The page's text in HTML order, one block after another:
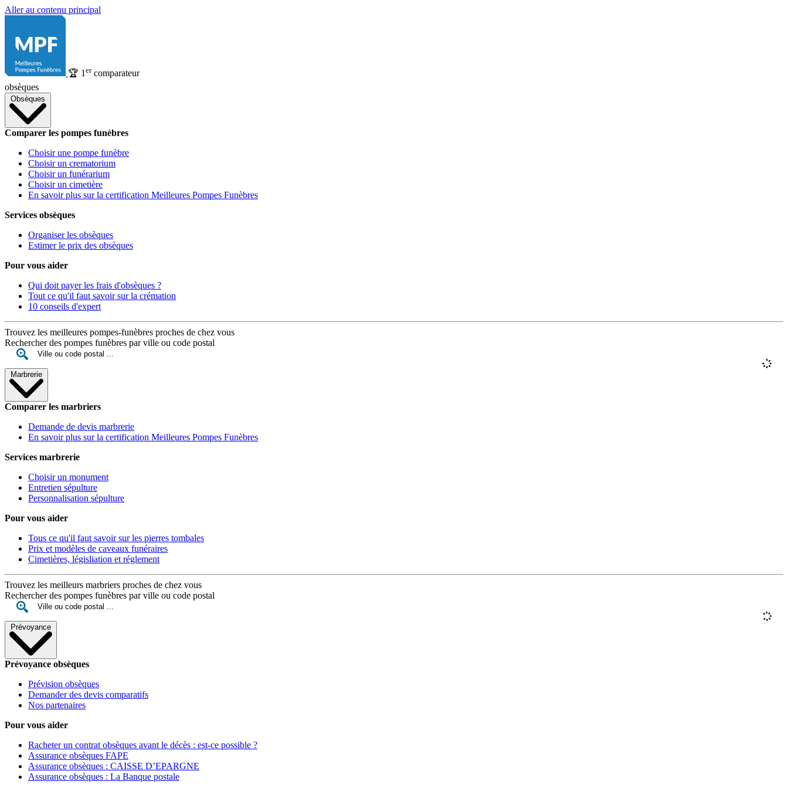
Aller au contenu principal
🏆 1 ercomparateur
obsèques
Obsèques
Comparer les pompes funèbres
Choisir une pompe funèbre
Choisir un crematorium
Choisir un funérarium
Choisir un cimetière
En savoir plus sur la certification Meilleures Pompes Funèbres
Services obsèques
Organiser les obsèques
Estimer le prix des obsèques
Pour vous aider
Qui doit payer les frais d'obsèques ?
Tout ce qu'il faut savoir sur la crémation
10 conseils d'expert
Trouvez les meilleures pompes-funèbres proches de chez vous
Rechercher des pompes funèbres par ville ou code postal
Marbrerie
Comparer les marbriers
Demande de devis marbrerie
En savoir plus sur la certification Meilleures Pompes Funèbres
Services marbrerie
Choisir un monument
Entretien sépulture
Personnalisation sépulture
Pour vous aider
Tous ce qu'il faut savoir sur les pierres tombales
Prix et modèles de caveaux funéraires
Cimetières, législiation et réglement
Trouvez les meilleurs marbriers proches de chez vous
Rechercher des pompes funèbres par ville ou code postal
Prévoyance
Prévoyance obsèques
Prévision obsèques
Demander des devis comparatifs
Nos partenaires
Pour vous aider
Racheter un contrat obsèques avant le décès : est-ce possible ?
Assurance obsèques FAPE
Assurance obsèques : CAISSE D’EPARGNE
Assurance obsèques : La Banque postale